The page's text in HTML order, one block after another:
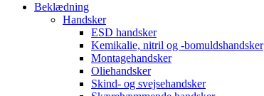
Beklædning
Handsker
ESD handsker
Kemikalie, nitril og -bomuldshandsker
Montagehandsker
Oliehandsker
Skind- og svejsehandsker